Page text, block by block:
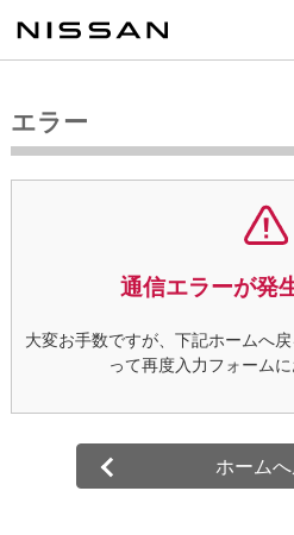
エラー
通信エラーが発
大変お手数ですが、下記ホームへ
って再度入力フォームに
ホーム